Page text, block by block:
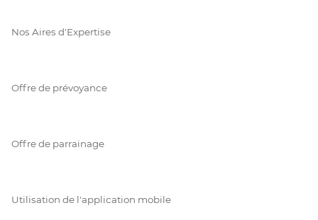
Nos Aires d'Expertise
Offre de prévoyance
Offre de parrainage
Utilisation de l'application mobile